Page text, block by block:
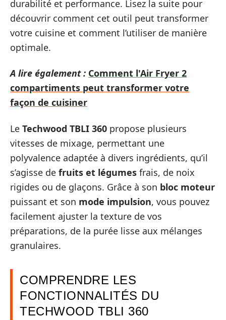
durabilité et performance. Lisez la suite pour
découvrir comment cet outil peut transformer
votre cuisine et comment l’utiliser de manière
optimale.
A lire également : Comment l'Air Fryer 2
compartiments peut transformer votre
façon de cuisiner
Le Techwood TBLI 360 propose plusieurs
vitesses de mixage, permettant une
polyvalence adaptée à divers ingrédients, qu’il
s’agisse de fruits et légumes frais, de noix
rigides ou de glaçons. Grâce à son bloc moteur
puissant et son mode impulsion, vous pouvez
facilement ajuster la texture de vos
préparations, de la purée lisse aux mélanges
granulaires.
COMPRENDRE LES
FONCTIONNALITÉS DU
TECHWOOD TBLI 360